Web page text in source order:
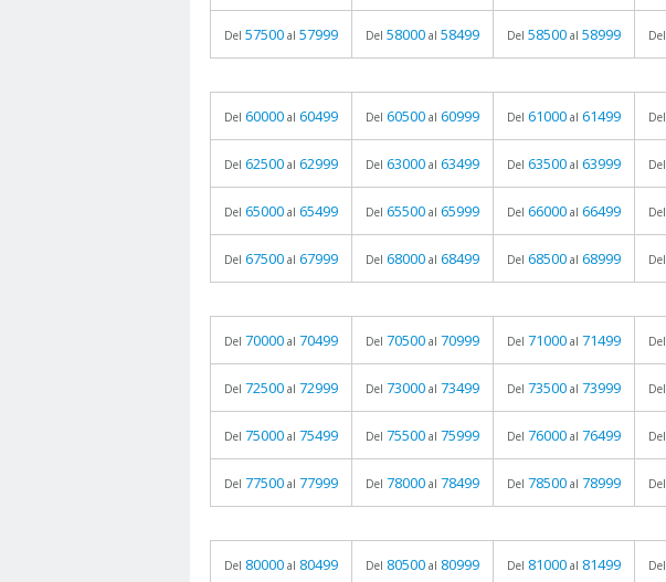
Del 57500 al 57999 Del 58000 al 58499 Del 58500 al 58999 Del
Del 60000 al 60499 Del 60500 al 60999 Del 61000 al 61499 Del
Del 62500 al 62999 Del 63000 al 63499 Del 63500 al 63999 Del
Del 65000 al 65499 Del 65500 al 65999 Del 66000 al 66499 Del
Del 67500 al 67999 Del 68000 al 68499 Del 68500 al 68999 Del
Del 70000 al 70499 Del 70500 al 70999 Del 71000 al 71499 Del
Del 72500 al 72999 Del 73000 al 73499 Del 73500 al 73999 Del
Del 75000 al 75499 Del 75500 al 75999 Del 76000 al 76499 Del
Del 77500 al 77999 Del 78000 al 78499 Del 78500 al 78999 Del
Del 80000 al 80499 Del 80500 al 80999 Del 81000 al 81499 Del